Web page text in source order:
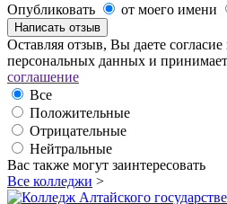
Опубликовать
от моего имени
Оставляя отзыв, Вы даете согласие
персональных данных и
соглашение
Все
Положительные
Отрицательные
Нейтральные
Вас также могут заинтересовать
Все колледжи >